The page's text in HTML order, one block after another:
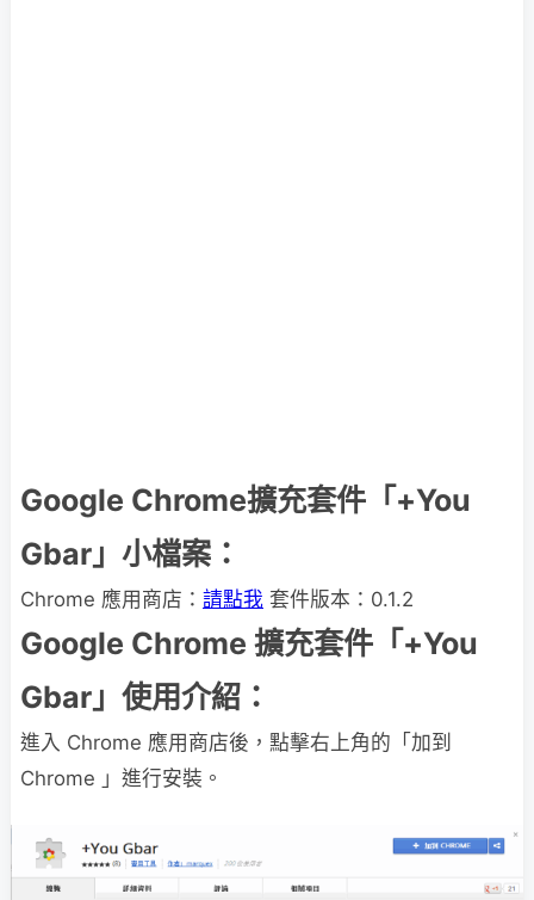
Google Chrome擴充套件「+You
Gbar」小檔案：
Chrome 應用商店： 請點我 套件版本：0.1.2
Google Chrome 擴充套件「+You
Gbar」使用介紹：
進入 Chrome 應用商店後，點擊右上角的「加到
Chrome 」進行安裝。